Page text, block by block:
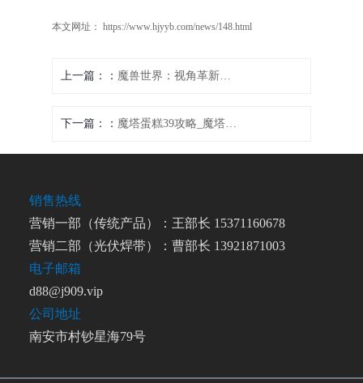
本文网址： https://www.hjyyb.com/news/148.html
上一篇： 魔兽世界：视角革新，全新视界
下一篇： 魔塔蛋糕39攻略_魔塔蛋糕39层：魔塔蛋糕39攻略：破除黑暗之塔的秘诀
销售热线
营销一部（传统产品）：王部长 15371160678
营销二部（光伏焊带）：曹部长 13921871003
电子邮箱
d88@j909.vip
公司地址
南安市村钞星海79号